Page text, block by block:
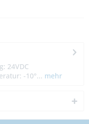
24VDC
-10°... mehr